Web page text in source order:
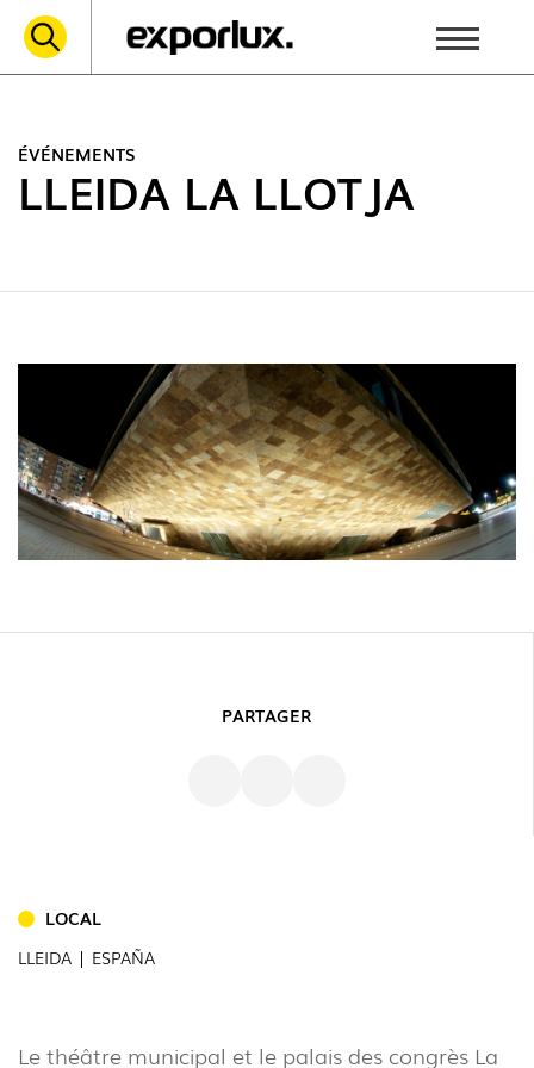
EXTÉRIEUR
INDUSTRIEL (7)
ÉVÉNEMENTS
LLEIDA LA LLOTJA
PARTAGER
LOCAL
LLEIDA | ESPAÑA
Le théâtre municipal et le palais des congrès La